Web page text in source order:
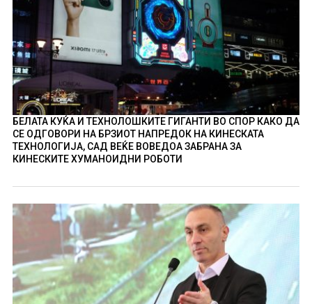
БЕЛАТА КУЌА И ТЕХНОЛОШКИТЕ ГИГАНТИ ВО СПОР КАКО ДА
СЕ ОДГОВОРИ НА БРЗИОТ НАПРЕДОК НА КИНЕСКАТА
ТЕХНОЛОГИЈА, САД ВЕЌЕ ВОВЕДОА ЗАБРАНА ЗА
КИНЕСКИТЕ ХУМАНОИДНИ РОБОТИ